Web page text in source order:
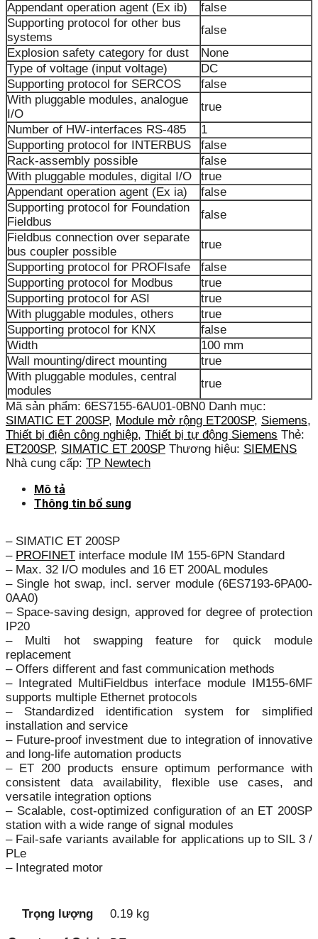
Appendant operation agent (Ex ib)
false
Supporting protocol for other bus
systems
false
Explosion safety category for dust
None
Type of voltage (input voltage)
DC
Supporting protocol for SERCOS
false
With pluggable modules, analogue
I/O
true
Number of HW-interfaces RS-485
1
Supporting protocol for INTERBUS
false
Rack-assembly possible
false
With pluggable modules, digital I/O
true
Appendant operation agent (Ex ia)
false
Supporting protocol for Foundation
Fieldbus
false
Fieldbus connection over separate
bus coupler possible
true
Supporting protocol for PROFIsafe
false
Supporting protocol for Modbus
true
Supporting protocol for ASI
true
With pluggable modules, others
true
Supporting protocol for KNX
false
Width
100 mm
Wall mounting/direct mounting
true
With pluggable modules, central
modules
true
Mã sản phẩm: 6ES7155-6AU01-0BN0 Danh mục:
SIMATIC ET 200SP, Module mở rộng ET200SP, Siemens,
Thiết bị điện công nghiệp, Thiết bị tự động Siemens Thẻ:
ET200SP, SIMATIC ET 200SP Thương hiệu: SIEMENS
Nhà cung cấp: TP Newtech
Mô tả
Thông tin bổ sung
– SIMATIC ET 200SP
– PROFINET interface module IM 155-6PN Standard
– Max. 32 I/O modules and 16 ET 200AL modules
– Single hot swap, incl. server module (6ES7193-6PA00-
0AA0)
– Space-saving design, approved for degree of protection
IP20
– Multi hot swapping feature for quick module
replacement
– Offers different and fast communication methods
– Integrated MultiFieldbus interface module IM155-6MF
supports multiple Ethernet protocols
– Standardized identification system for simplified
installation and service
– Future-proof investment due to integration of innovative
and long-life automation products
– ET 200 products ensure optimum performance with
consistent data availability, flexible use cases, and
versatile integration options
– Scalable, cost-optimized configuration of an ET 200SP
station with a wide range of signal modules
– Fail-safe variants available for applications up to SIL 3 /
PLe
– Integrated motor
Trọng lượng 0.19 kg